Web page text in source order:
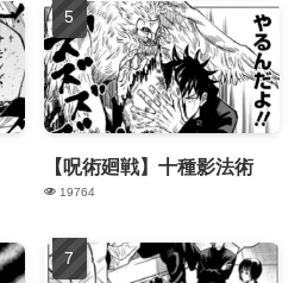
【呪術廻戦】十種影法術
19764